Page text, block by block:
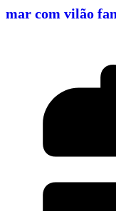
mar com vilão